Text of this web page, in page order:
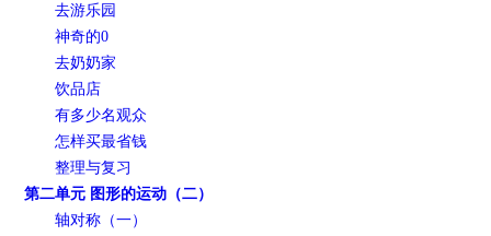
去游乐园
神奇的0
去奶奶家
饮品店
有多少名观众
怎样买最省钱
整理与复习
第二单元 图形的运动（二）
轴对称（一）